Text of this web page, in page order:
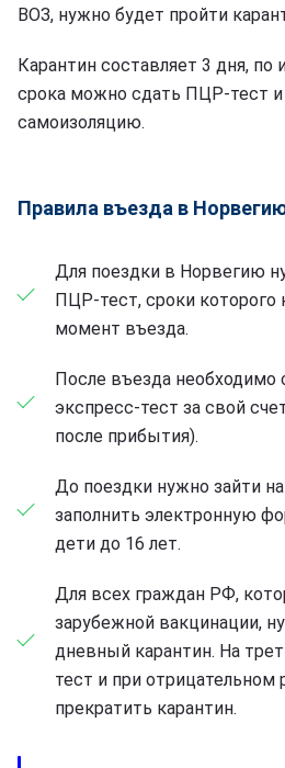
ВОЗ, нужно будет пройти
Карантин составляет 3 дня, по
срока можно сдать ПЦР-тест и
самоизоляцию.
Правила въезда в
Для поездки в Норвегию
ПЦР-тест, сроки которого
момент въезда.
После въезда необходимо
экспресс-тест за свой
после прибытия).
До поездки нужно зайти
заполнить электронную
дети до 16 лет.
Для всех граждан РФ,
зарубежной вакцинации,
дневный карантин. На
тест и при отрицательном
прекратить карантин.